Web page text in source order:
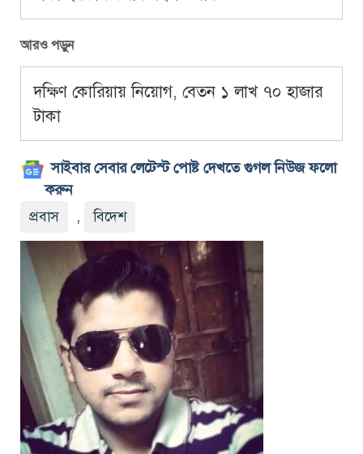
আরও পড়ুন
দক্ষিণ কোরিয়ায় নিয়োগ, বেতন ১ লাখ ৭০ হাজার
টাকা
সাইবার সেবার লেটেস্ট পোষ্ট দেখতে গুগল নিউজ ফলো
করুন
প্রবাস
, বিদেশ